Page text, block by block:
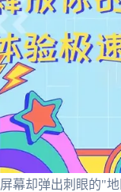
幕却弹出刺眼的"